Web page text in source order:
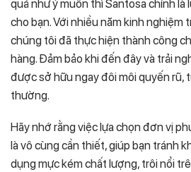
quả như ý muốn thì Santosa chính là
cho bạn. Với nhiều năm kinh nghiệm
chúng tôi đã thực hiện thành công
hàng. Đảm bảo khi đến đây và trải
được sở hữu ngay đôi môi quyến rũ,
thường.
Hãy nhớ rằng việc lựa chọn đơn vị
là vô cùng cần thiết, giúp bạn tránh
dụng mực kém chất lượng, trôi nổi